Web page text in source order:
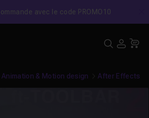
avec le code PROMO10
Animation & Motion design After Effects